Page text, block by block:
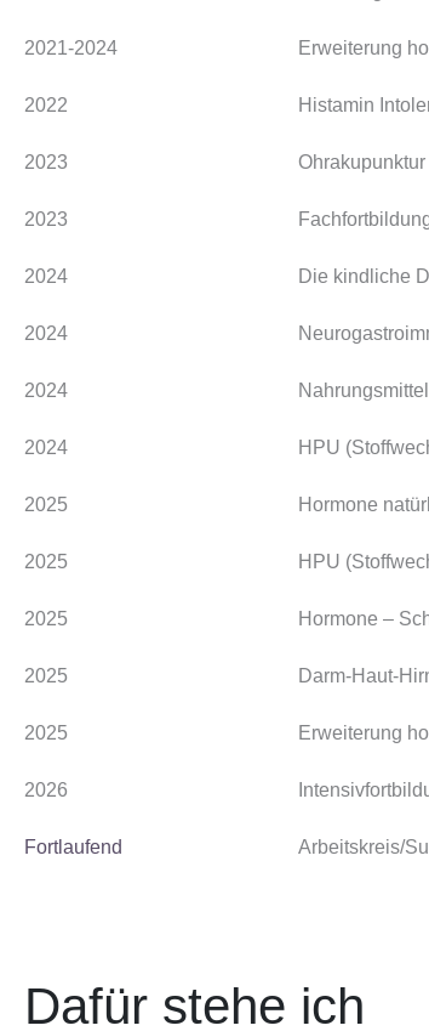
2021-2024
2022
2023
2023
2024
2024
2024
2024
2025
2025
2025
2025
2025
2026
Fortlaufend
Erweiterung
Histamin
Ohrakupunktur
Die kindliche
HPU
Hormone
HPU
Hormone –
Darm-Haut-
Erweiterung
Arbeitskreis/
Dafür stehe ich